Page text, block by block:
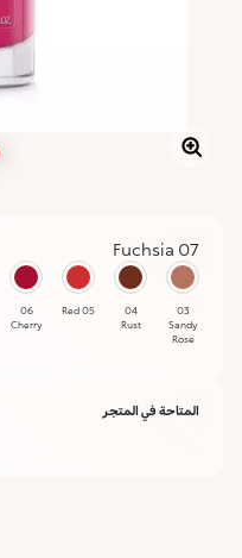
07 Fuchsia
03
Sandy
Rose
04
Rust
05 Red
06
Cherry
المتاحة في المتجر